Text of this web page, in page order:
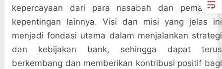
kepercayaan dari para nasabah dan pemangku
kepentingan lainnya. Visi dan misi yang jelas ini
menjadi fondasi utama dalam menjalankan strategi
dan kebijakan bank, sehingga dapat terus
berkembang dan memberikan kontribusi positif bagi